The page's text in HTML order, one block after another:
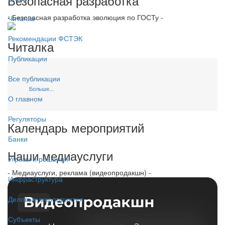
Читалка
Рекомендации ФСТЭК
Публикации
Все публикации
О главном
Регуляторы
Банки
Угрозы и решения
Инфраструктура
Деловые мероприятия
Субъекты
- Безопасная разработка эволюция по ГОСТу -
Читалка
Больше...
Календарь мероприятий
Наши медиауслуги
- Медиауслуги, реклама (видеопродакшн) -